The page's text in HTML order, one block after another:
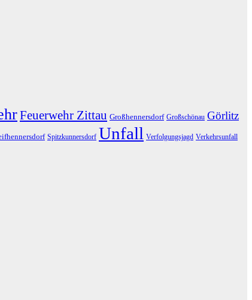
Feuerwehr Zittau Großhennersdorf Großschönau Görlitz
Spitzkunnersdorf Unfall Verfolgungsjagd Verkehrsunfall